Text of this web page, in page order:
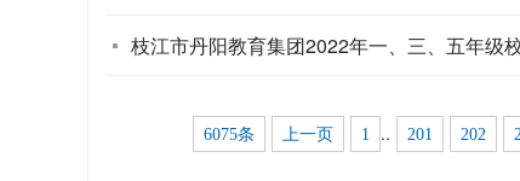
枝江市丹阳教育集团2022年一、三、五年级
6075条 上一页 1 .. 201 202